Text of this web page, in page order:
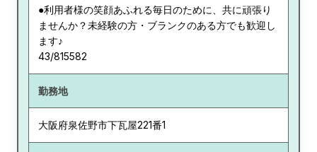
●利用者様の笑顔あふれる毎日のために、共に頑張り
ませんか？未経験の方・ブランクのある方でも歓迎し
ます♪
43/815582
勤務地
大阪府泉佐野市下瓦屋221番1